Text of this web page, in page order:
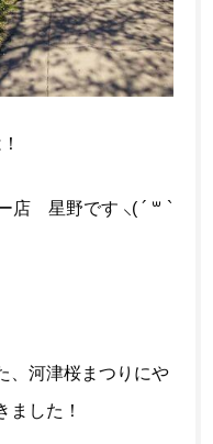
店 星野です ⸜( ´ ꒳ `
、河津桜まつりにや
ました！